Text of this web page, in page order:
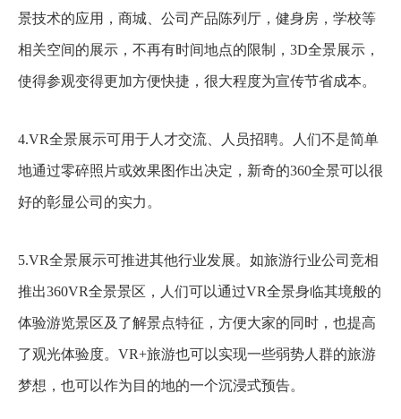
景技术的应用，商城、公司产品陈列厅，健身房，学校等
相关空间的展示，不再有时间地点的限制，3D全景展示，
使得参观变得更加方便快捷，很大程度为宣传节省成本。
4.VR全景展示可用于人才交流、人员招聘。人们不是简单
地通过零碎照片或效果图作出决定，新奇的360全景可以很
好的彰显公司的实力。
5.VR全景展示可推进其他行业发展。如旅游行业公司竞相
推出360VR全景景区，人们可以通过VR全景身临其境般的
体验游览景区及了解景点特征，方便大家的同时，也提高
了观光体验度。VR+旅游也可以实现一些弱势人群的旅游
梦想，也可以作为目的地的一个沉浸式预告。